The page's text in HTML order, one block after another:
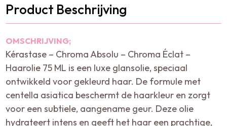
Product Beschrijving
OMSCHRIJVING;
Kérastase – Chroma Absolu – Chroma Éclat –
Haarolie 75 ML is een luxe glansolie, speciaal
ontwikkeld voor gekleurd haar. De formule met
centella asiatica beschermt de haarkleur en zorgt
voor een subtiele, aangename geur. Deze olie
hydrateert intens en geeft het haar een prachtige,